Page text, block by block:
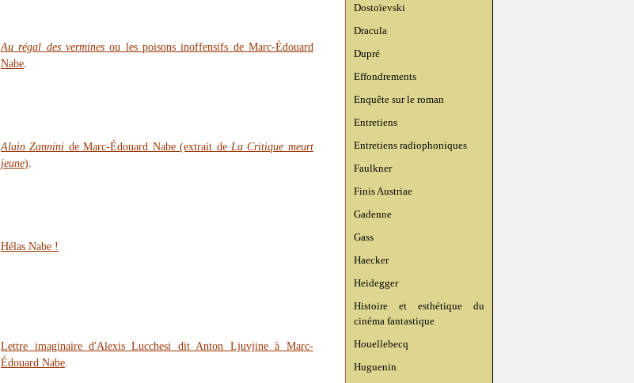
Dostoïevski
Dracula
Dupré
Effondrements
Enquête sur le roman
Entretiens
Entretiens radiophoniques
Faulkner
Finis Austriae
Gadenne
Gass
Haecker
Heidegger
Histoire et esthétique du
cinéma fantastique
Houellebecq
Huguenin
Au régal des vermines ou les poisons inoffensifs de Marc-Édouard
Nabe
Alain Zannini de Marc-Édouard Nabe (extrait de La Critique meurt
jeune)
Hélas Nabe !
Lettre imaginaire d'Alexis Lucchesi dit Anton Ljuvjine à Marc-
Édouard Nabe